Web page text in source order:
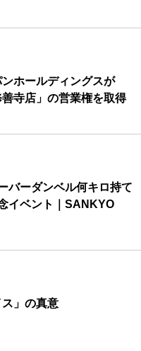
ホールディングスが
善寺店」の営業権を取得
バーダンベル何キロ持て
イベント｜SANKYO
ス」の真意